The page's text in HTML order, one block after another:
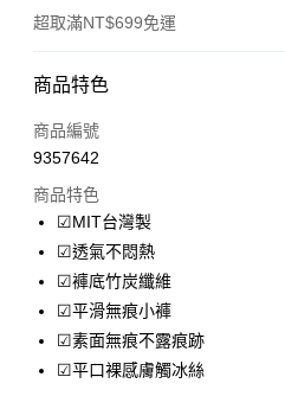
超取滿NT$699免運
付款方式
信用卡一次付款
LINE Pay
Apple Pay
街口支付
ATM付款
商品特色
商品編號
9357642
商品特色
☑MIT台灣製
☑透氣不悶熱
☑褲底竹炭纖維
☑平滑無痕小褲
☑素面無痕不露痕跡
☑平口裸感膚觸冰絲